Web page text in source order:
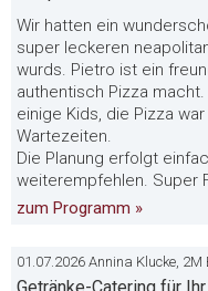
Wir hatten ein
super leckeren
wurds. Pietro ist ein
authentisch Pizza
einige Kids, die Pizza
Wartezeiten.
Die Planung erfolgt
weiterempfehlen. Super
zum Programm »
01.07.2026 Annina Klucke,